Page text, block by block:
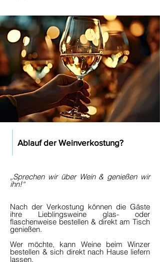
Ablauf der Weinverkostung?
„Sprechen wir über Wein & genießen wir
ihn!“
Nach der Verkostung können die Gäste
ihre Lieblingsweine glas- oder
flaschenweise bestellen & direkt am Tisch
genießen.
Wer möchte, kann Weine beim Winzer
bestellen & sich direkt nach Hause liefern
lassen.